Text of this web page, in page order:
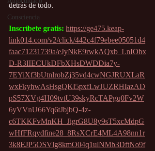
Consciencia
detrás de todo.
Inscríbete gratis: https://ge475.keap-
link014.com/v2/click/442c4f79ebee05051d4
faac71231739a/eJyNkE9rwkAQxb_LnIObx
D-R3IIECUkDFbXHsDWDDia7y-
7EYiXf3bUtnlrobZj35vd4cwNGJRUXLaR
wxFkyhwAsHsgQKl5pxfLwJUZRHIazAD
pS57XVg4H09tvtU39skyRcTAPgq0Fv2W
6yVVnU66Yq6tJbjbQ-4z-
c6TKKFvMnKH_JigrG8U8y9sT5xcMdpG
wHfFRqydfine28_8RsXCrE4ML4A98nn1r
3k8EJP5OSVlg8kmO04q1ulNMb3DftNo9f